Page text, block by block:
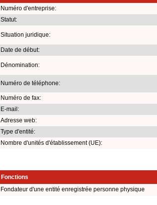
Numéro d'entreprise:
Statut:
Situation juridique:
Date de début:
Dénomination:
Numéro de téléphone:
Numéro de fax:
E-mail:
Adresse web:
Type d'entité:
Nombre d'unités d'établissement (UE):
Fonctions
Fondateur d'une entité enregistrée personne physique